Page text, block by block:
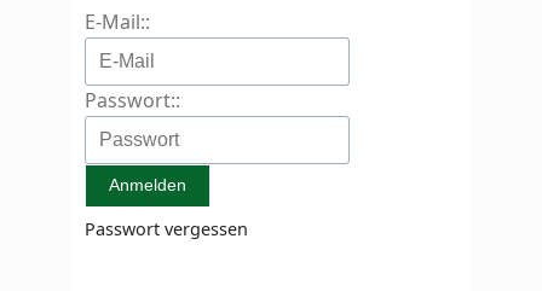
E-Mail::
Passwort::
Passwort vergessen